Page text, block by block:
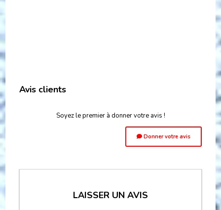
Avis clients
Soyez le premier à donner votre avis !
Donner votre avis
LAISSER UN AVIS